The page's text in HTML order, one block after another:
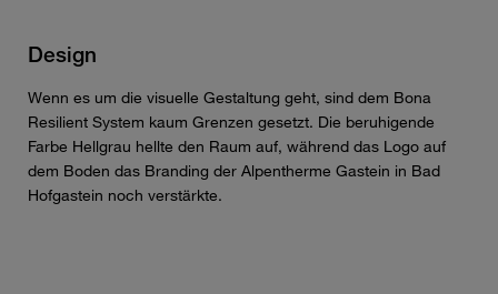
Design
Wenn es um die visuelle Gestaltung geht, sind dem Bona
Resilient System kaum Grenzen gesetzt. Die beruhigende
Farbe Hellgrau hellte den Raum auf, während das Logo auf
dem Boden das Branding der Alpentherme Gastein in Bad
Hofgastein noch verstärkte.